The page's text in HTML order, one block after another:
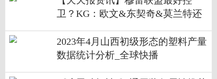
卫？KG：欧文&东契奇&莫兰特还
2023年4月山西初级形态的塑料产量
数据统计分析_全球快播